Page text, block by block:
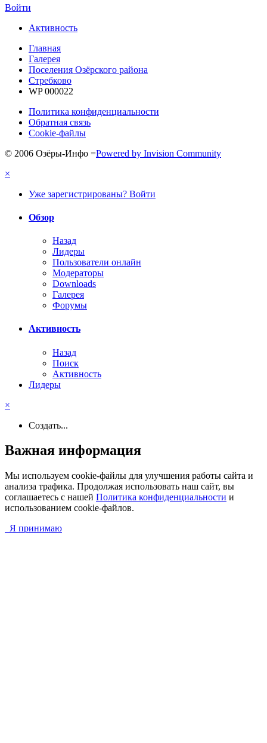
Войти
Активность
Главная
Галерея
Поселения Озёрского района
Стребково
WP 000022
Политика конфиденциальности
Обратная связь
Cookie-файлы
© 2006 Озёры-Инфо =Powered by Invision Community
×
Уже зарегистрированы? Войти
Обзор
Назад
Лидеры
Пользователи онлайн
Модераторы
Downloads
Галерея
Форумы
Активность
Назад
Поиск
Активность
Лидеры
×
Создать...
Важная информация
Мы используем cookie-файлы для улучшения работы сайта и
анализа трафика. Продолжая использовать наш сайт, вы
соглашаетесь с нашей Политика конфиденциальности и
использованием cookie-файлов.
Я принимаю